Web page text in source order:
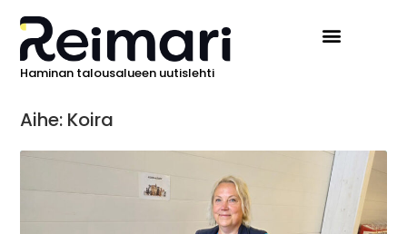
Haminan talousalueen uutislehti
Aihe: Koira